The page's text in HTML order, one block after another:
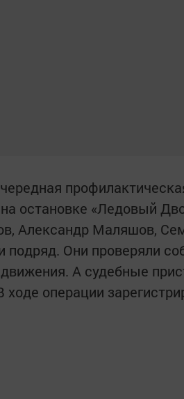
остановке «Ледовый
Александр Маляшов,
подряд. Они проверяли
А судебные
операции